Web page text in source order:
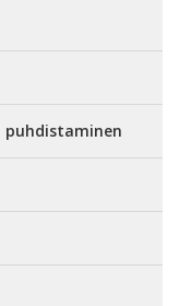
puhdistaminen